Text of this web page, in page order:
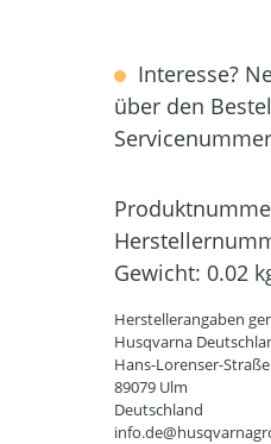
Interesse?
über den
Gewicht: 0.02
Herstellerangaben
Husqvarna
Hans-Lorenser-
89079 Ulm
Deutschland